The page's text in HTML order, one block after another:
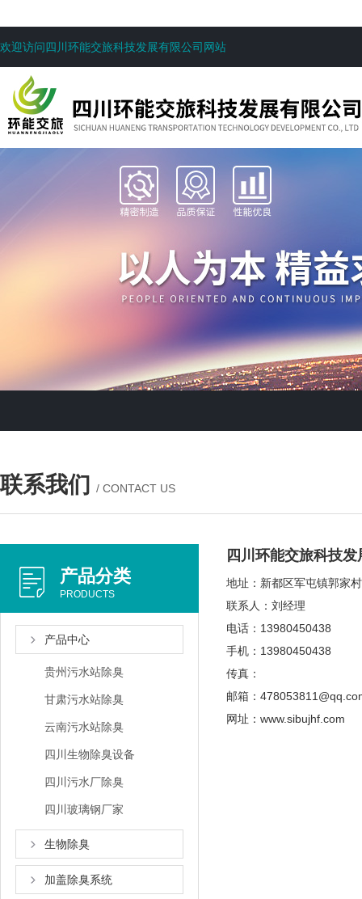
欢迎访问四川环能交旅科技发展有限公司网站
联系我们 / CONTACT US
产品分类
PRODUCTS
产品中心
贵州污水站除臭
甘肃污水站除臭
云南污水站除臭
四川生物除臭设备
四川污水厂除臭
四川玻璃钢厂家
生物除臭
加盖除臭系统
四川环能交旅科技
地址：新都区军屯镇郭家
联系人：刘经理
电话：13980450438
手机：13980450438
传真：
邮箱：
网址：www.sibujhf.com